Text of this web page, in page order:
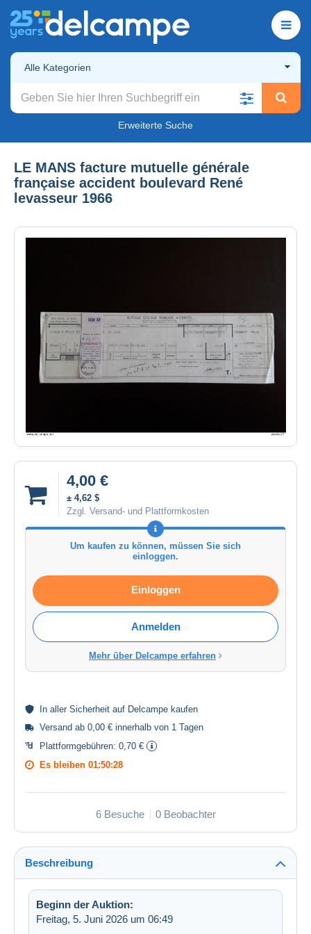
Alle Kategorien
Erweiterte Suche
LE MANS facture mutuelle générale
française accident boulevard René
levasseur 1966
4,00 €
± 4,62 $
Zzgl. Versand- und Plattformkosten
Um kaufen zu können, müssen Sie sich
einloggen.
Einloggen
Anmelden
Mehr über Delcampe erfahren
In aller Sicherheit auf Delcampe kaufen
Versand ab 0,00 € innerhalb von 1 Tagen
Plattformgebühren: 0,70 €
Es bleiben 01:50:28
6 Besuche 0 Beobachter
Beschreibung
Beginn der Auktion:
Freitag, 5. Juni 2026 um 06:49